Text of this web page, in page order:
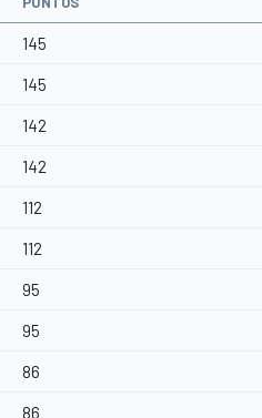
145
145
142
142
112
112
95
95
86
86